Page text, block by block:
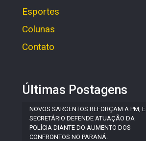
Esportes
Colunas
Contato
Últimas Postagens
NOVOS SARGENTOS REFORÇAM A PM, E
SECRETÁRIO DEFENDE ATUAÇÃO DA
POLÍCIA DIANTE DO AUMENTO DOS
CONFRONTOS NO PARANÁ.